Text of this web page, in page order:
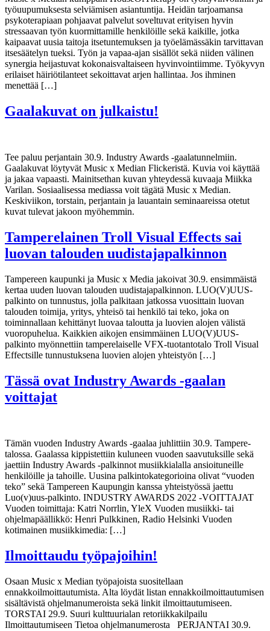
työuupumuksesta selviämisen asiantuntija. Heidän tarjoamansa
psykoterapiaan pohjaavat palvelut soveltuvat erityisen hyvin
stressaavan työn kuormittamille henkilöille sekä kaikille, jotka
kaipaavat uusia taitoja itsetuntemuksen ja työelämässäkin tarvittavan
itsesäätelyn tueksi. Työn ja vapaa-ajan sisällöt sekä niiden välinen
synergia heijastuvat kokonaisvaltaiseen hyvinvointiimme. Työkyvyn
erilaiset häiriötilanteet sekoittavat arjen hallintaa. Jos ihminen
menettää […]
Gaalakuvat on julkaistu!
Tee paluu perjantain 30.9. Industry Awards -gaalatunnelmiin.
Gaalakuvat löytyvät Music x Median Flickeristä. Kuvia voi käyttää
ja jakaa vapaasti. Mainitsethan kuvan yhteydessä kuvaaja Miikka
Varilan. Sosiaalisessa mediassa voit tägätä Music x Median.
Keskiviikon, torstain, perjantain ja lauantain seminaareissa otetut
kuvat tulevat jakoon myöhemmin.
Tamperelainen Troll Visual Effects sai
luovan talouden uudistajapalkinnon
Tampereen kaupunki ja Music x Media jakoivat 30.9. ensimmäistä
kertaa uuden luovan talouden uudistajapalkinnon. LUO(V)UUS-
palkinto on tunnustus, jolla palkitaan jatkossa vuosittain luovan
talouden toimija, yritys, yhteisö tai henkilö tai teko, joka on
toiminnallaan kehittänyt luovaa taloutta ja luovien alojen välistä
vuoropuhelua. Kaikkien aikojen ensimmäinen LUO(V)UUS-
palkinto myönnettiin tamperelaiselle VFX-tuotantotalo Troll Visual
Effectsille tunnustuksena luovien alojen yhteistyön […]
Tässä ovat Industry Awards -gaalan
voittajat
Tämän vuoden Industry Awards -gaalaa juhlittiin 30.9. Tampere-
talossa. Gaalassa kippistettiin kuluneen vuoden saavutuksille sekä
jaettiin Industry Awards -palkinnot musiikkialalla ansioituneille
henkilöille ja tahoille. Uusina palkintokategorioina olivat “vuoden
teko” sekä Tampereen Kaupungin kanssa yhteistyössä jaettu
Luo(v)uus-palkinto. INDUSTRY AWARDS 2022 -VOITTAJAT
Vuoden toimittaja: Katri Norrlin, YleX Vuoden musiikki- tai
ohjelmapäällikkö: Henri Pulkkinen, Radio Helsinki Vuoden
kotimainen musiikkimedia: […]
Ilmoittaudu työpajoihin!
Osaan Music x Median työpajoista suositellaan
ennakkoilmoittautumista. Alta löydät listan ennakkoilmoittautumisen
sisältävistä ohjelmanumeroista sekä linkit ilmoittautumiseen.
TORSTAI 29.9. Suuri kulttuurialan retoriikkakilpailu
Ilmoittautumiseen Tietoa ohjelmanumerosta PERJANTAI 30.9.